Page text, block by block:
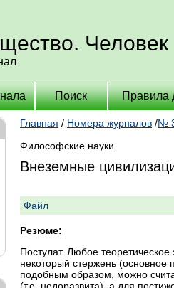
Человек
Поиск Правила
Главная / Номера журналов /№
Философские науки
Внеземные
Файл
Резюме:
Постулат. Любое
некоторый стержень (основное
подобным образом, можно